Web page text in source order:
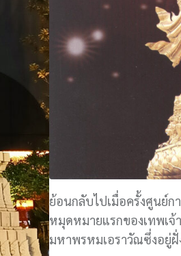
ย้อนกลับไปเมื่อครั้งศูนย์ก
หมุดหมายแรกของเทพเ
มหาพรหมเอราวัณซึ่งอยู่ฝั่